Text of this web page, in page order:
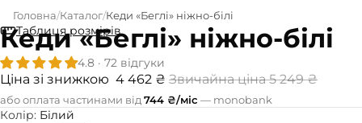
Головна Каталог Кеди «Беглі» ніжно-білі
Кеди «Беглі» ніжно-білі
4.8 · 72 відгуки
Ціна зі знижкою 4 462 ₴ Звичайна ціна5 249 ₴
або оплата частинами від 744 ₴/міс — monobank
Колір: Білий
Таблиця розмірів